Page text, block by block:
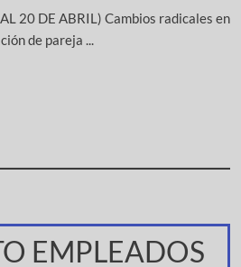
20 DE ABRIL) Cambios radicales en
de pareja ...
EMPLEADOS